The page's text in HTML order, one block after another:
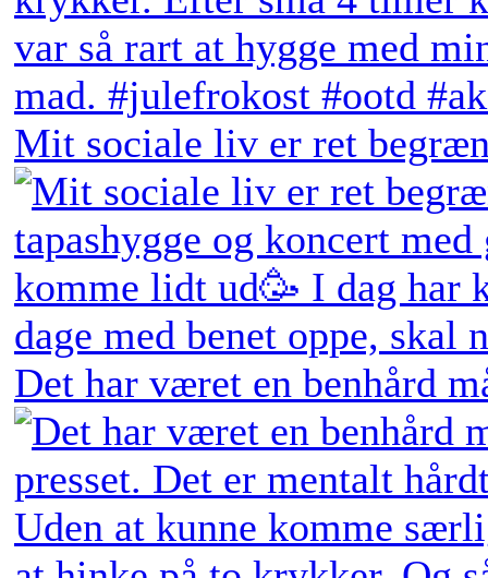
Mit sociale liv er ret
Det har været en benhård